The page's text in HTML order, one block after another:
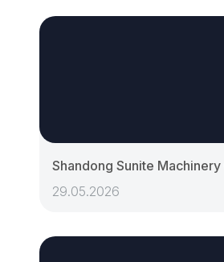
Shandong Sunite Machinery
29.05.2026